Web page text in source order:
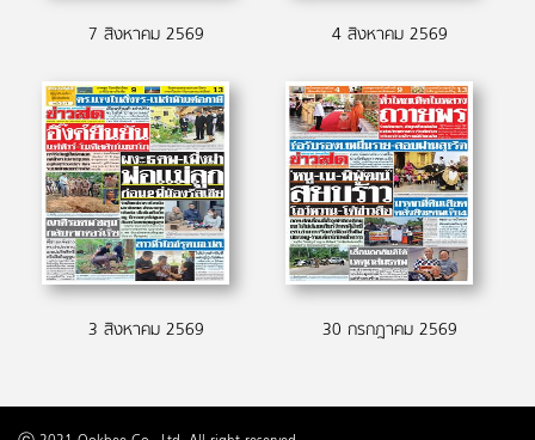
7 สิงหาคม 2569 4 สิงหาคม 2569
3 สิงหาคม 2569 30 กรกฎาคม 2569